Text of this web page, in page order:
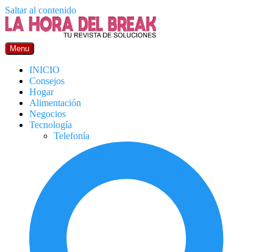
Saltar al contenido
Menu
INICIO
Consejos
Hogar
Alimentación
Negocios
Tecnología
Telefonía